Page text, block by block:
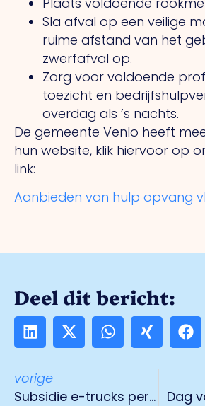
Sla afval op een veilige
ruime afstand van het
zwerfafval op.
Zorg voor voldoende
toezicht en
overdag als ’s nachts.
De gemeente Venlo heeft
hun website, klik hiervoor op
link:
Aanbieden van hulp opvang
Deel dit bericht:
vorige
Subsidie e-trucks per 9 mei
Dag